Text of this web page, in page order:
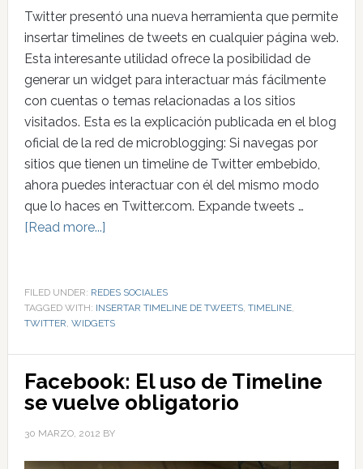
Twitter presentó una nueva herramienta que permite
insertar timelines de tweets en cualquier página web.
Esta interesante utilidad ofrece la posibilidad de
generar un widget para interactuar más fácilmente
con cuentas o temas relacionadas a los sitios
visitados. Esta es la explicación publicada en el blog
oficial de la red de microblogging: Si navegas por
sitios que tienen un timeline de Twitter embebido,
ahora puedes interactuar con él del mismo modo
que lo haces en Twitter.com. Expande tweets …
[Read more...]
FILED UNDER: REDES SOCIALES
TAGGED WITH: INSERTAR TIMELINE DE TWEETS, TIMELINE,
TWITTER, WIDGETS
Facebook: El uso de Timeline
se vuelve obligatorio
30 MARZO, 2012 BY